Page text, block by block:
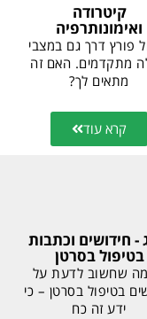
קיטרודה
ואימונותרפיה
פורץ דרך גם במצבי
מתקדמים. האם זה
מתאים לך?
קרא עוד
- חידושים וכתבות
בטיפול בסרטן
שחשוב לדעת על
בטיפול בסרטן – כי
ידע זה כח